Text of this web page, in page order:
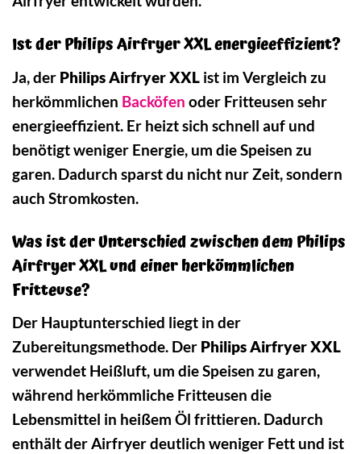
Ist der Philips Airfryer XXL energieeffizient?
Ja, der Philips Airfryer XXL ist im Vergleich zu
herkömmlichen Backöfen oder Fritteusen sehr
energieeffizient. Er heizt sich schnell auf und
benötigt weniger Energie, um die Speisen zu
garen. Dadurch sparst du nicht nur Zeit, sondern
auch Stromkosten.
Was ist der Unterschied zwischen dem Philips
Airfryer XXL und einer herkömmlichen
Fritteuse?
Der Hauptunterschied liegt in der
Zubereitungsmethode. Der Philips Airfryer XXL
verwendet Heißluft, um die Speisen zu garen,
während herkömmliche Fritteusen die
Lebensmittel in heißem Öl frittieren. Dadurch
enthält der Airfryer deutlich weniger Fett und ist